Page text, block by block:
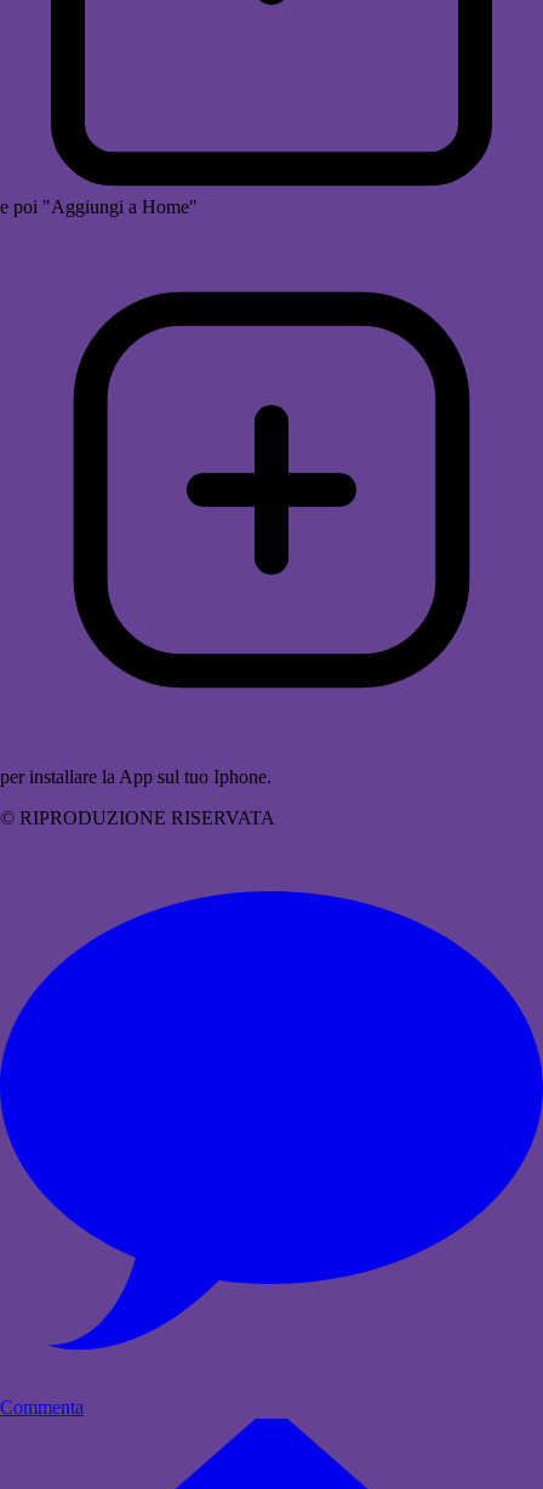
e poi "Aggiungi a Home"
per installare la App sul tuo Iphone.
© RIPRODUZIONE RISERVATA
Commenta